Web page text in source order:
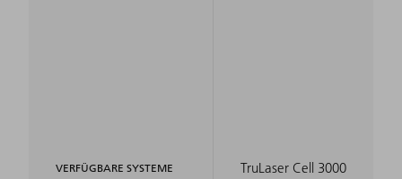
VERFÜGBARE SYSTEME TruLaser Cell 3000